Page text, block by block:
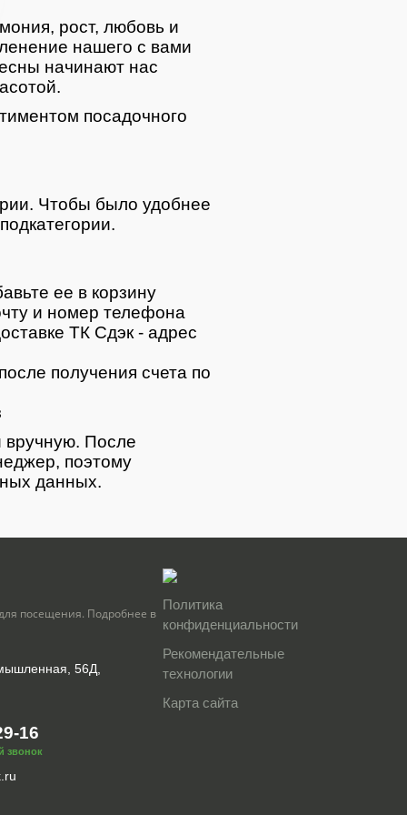
рост, любовь и
нашего с вами
начинают нас
посадочного
Чтобы было удобнее
ее в корзину
и номер телефона
ТК Сдэк - адрес
получения счета по
вручную. После
поэтому
данных.
посещения. Подробнее в
56Д,
16
звонок
Политика
конфиденциальности
Рекомендательные
технологии
Карта сайта